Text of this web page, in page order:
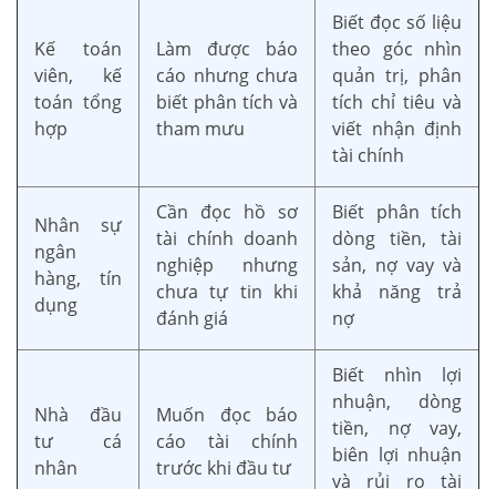
Kế toán
viên, kế
toán tổng
hợp
Làm được báo
cáo nhưng chưa
biết phân tích và
tham mưu
Biết đọc số liệu
theo góc nhìn
quản trị, phân
tích chỉ tiêu và
viết nhận định
tài chính
Nhân sự
ngân
hàng, tín
dụng
Cần đọc hồ sơ
tài chính doanh
nghiệp nhưng
chưa tự tin khi
đánh giá
Biết phân tích
dòng tiền, tài
sản, nợ vay và
khả năng trả
nợ
Nhà đầu
tư cá
nhân
Muốn đọc báo
cáo tài chính
trước khi đầu tư
Biết nhìn lợi
nhuận, dòng
tiền, nợ vay,
biên lợi nhuận
và rủi ro tài